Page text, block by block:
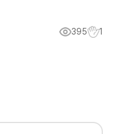
395 1